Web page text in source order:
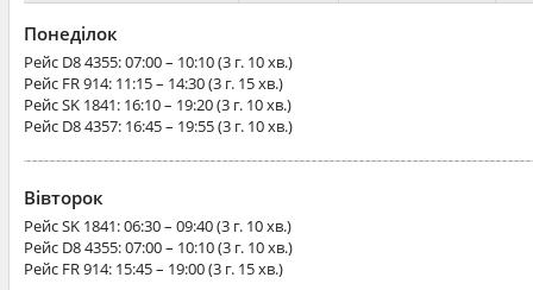
Понеділок
Рейс D8 4355: 07:00 – 10:10 (3 г. 10 хв.)
Рейс FR 914: 11:15 – 14:30 (3 г. 15 хв.)
РейсSK 1841: 16:10 – 19:20 (3 г. 10 хв.)
Рейс D8 4357: 16:45 – 19:55 (3 г. 10 хв.)
Вівторок
РейсSK 1841: 06:30 – 09:40 (3 г. 10 хв.)
Рейс D8 4355: 07:00 – 10:10 (3 г. 10 хв.)
Рейс FR 914: 15:45 – 19:00 (3 г. 15 хв.)